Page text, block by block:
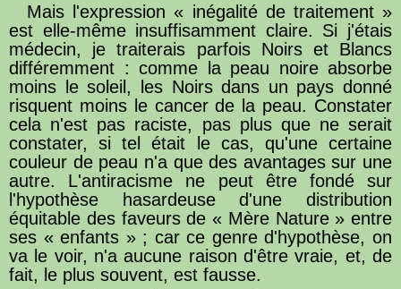
Mais l'expression « inégalité de traitement »
est elle-même insuffisamment claire. Si j'étais
médecin, je traiterais parfois Noirs et Blancs
différemment : comme la peau noire absorbe
moins le soleil, les Noirs dans un pays donné
risquent moins le cancer de la peau. Constater
cela n'est pas raciste, pas plus que ne serait
constater, si tel était le cas, qu'une certaine
couleur de peau n'a que des avantages sur une
autre. L'antiracisme ne peut être fondé sur
l'hypothèse hasardeuse d'une distribution
équitable des faveurs de « Mère Nature » entre
ses « enfants » ; car ce genre d'hypothèse, on
va le voir, n'a aucune raison d'être vraie, et, de
fait, le plus souvent, est fausse.